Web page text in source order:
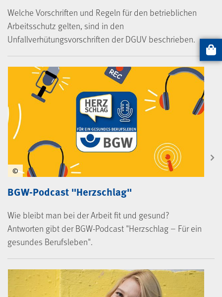
Welche Vorschriften und Regeln für den betrieblichen
Arbeitsschutz gelten, sind in den
Unfallverhütungsvorschriften der DGUV beschrieben.
BGW-Podcast "Herzschlag"
Wie bleibt man bei der Arbeit fit und gesund?
Antworten gibt der BGW-Podcast "Herzschlag – Für ein
gesundes Berufsleben".
©
Artikel